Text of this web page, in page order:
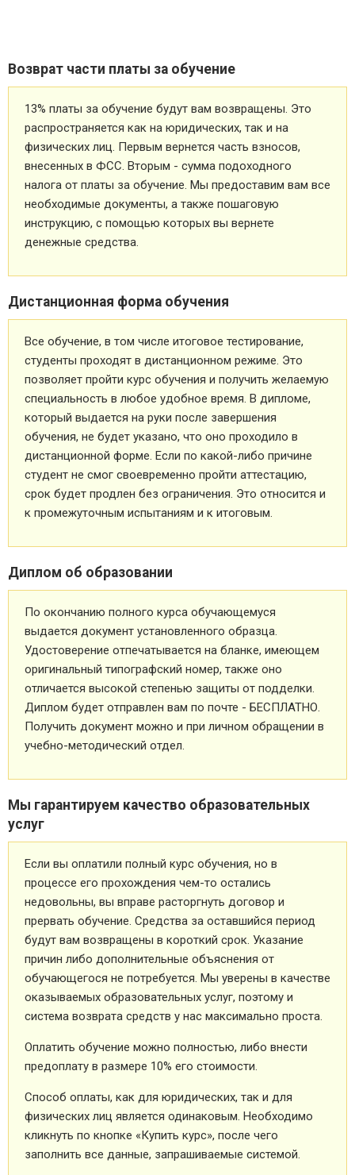
Возврат части платы за обучение
13% платы за обучение будут вам возвращены. Это
распространяется как на юридических, так и на
физических лиц. Первым вернется часть взносов,
внесенных в ФСС. Вторым - сумма подоходного
налога от платы за обучение. Мы предоставим вам все
необходимые документы, а также пошаговую
инструкцию, с помощью которых вы вернете
денежные средства.
Дистанционная форма обучения
Все обучение, в том числе итоговое тестирование,
студенты проходят в дистанционном режиме. Это
позволяет пройти курс обучения и получить желаемую
специальность в любое удобное время. В дипломе,
который выдается на руки после завершения
обучения, не будет указано, что оно проходило в
дистанционной форме. Если по какой-либо причине
студент не смог своевременно пройти аттестацию,
срок будет продлен без ограничения. Это относится и
к промежуточным испытаниям и к итоговым.
Диплом об образовании
По окончанию полного курса обучающемуся
выдается документ установленного образца.
Удостоверение отпечатывается на бланке, имеющем
оригинальный типографский номер, также оно
отличается высокой степенью защиты от подделки.
Диплом будет отправлен вам по почте - БЕСПЛАТНО.
Получить документ можно и при личном обращении в
учебно-методический отдел.
Мы гарантируем качество образовательных
услуг
Если вы оплатили полный курс обучения, но в
процессе его прохождения чем-то остались
недовольны, вы вправе расторгнуть договор и
прервать обучение. Средства за оставшийся период
будут вам возвращены в короткий срок. Указание
причин либо дополнительные объяснения от
обучающегося не потребуется. Мы уверены в качестве
оказываемых образовательных услуг, поэтому и
система возврата средств у нас максимально проста.
Оплатить обучение можно полностью, либо внести
предоплату в размере 10% его стоимости.
Способ оплаты, как для юридических, так и для
физических лиц является одинаковым. Необходимо
кликнуть по кнопке «Купить курс», после чего
заполнить все данные, запрашиваемые системой.